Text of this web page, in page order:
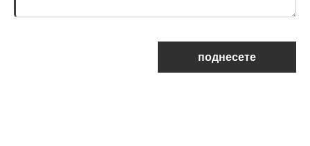
поднесете